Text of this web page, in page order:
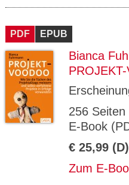
PDF EPUB
Bianca
256 Seiten
E-Book
€ 25,99 (D)
Zum E-